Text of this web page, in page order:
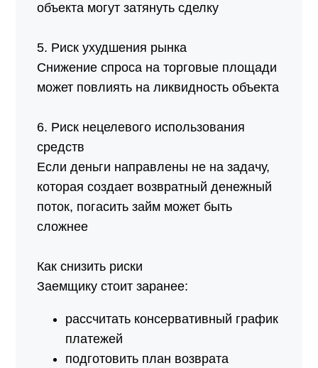
объекта могут затянуть сделку
5. Риск ухудшения рынка
Снижение спроса на торговые площади
может повлиять на ликвидность объекта
6. Риск нецелевого использования
средств
Если деньги направлены не на задачу,
которая создает возвратный денежный
поток, погасить займ может быть
сложнее
Как снизить риски
Заемщику стоит заранее:
рассчитать консервативный график
платежей
подготовить план возврата